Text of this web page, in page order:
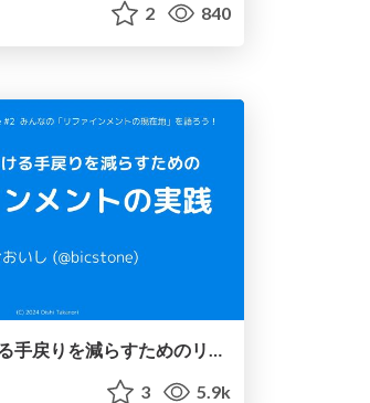
2 840
SaaS開発における手戻りを減らすためのリファインメントの実践
3 5.9k